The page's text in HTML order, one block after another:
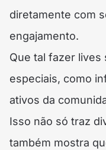
diretamente com
engajamento.
Que tal fazer lives
especiais, como
ativos da
Isso não só traz
também mostra